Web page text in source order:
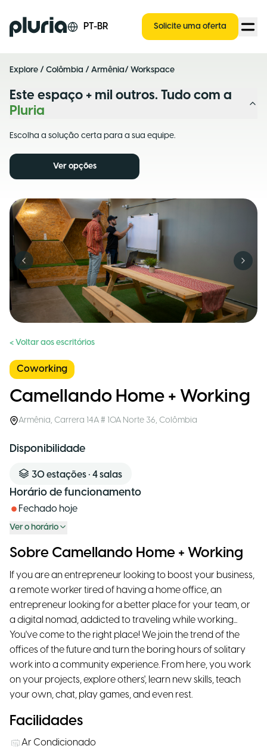
Logo Pluria PT-BR Solicite uma oferta
Explore / Colômbia / Armênia/ Workspace
Este espaço + mil outros. Tudo com a
Pluria
Escolha a solução certa para a sua equipe.
Ver opções
Previous slide Next
< Voltar aos escritórios
Coworking
Camellando Home + Working
Armênia, Carrera 14A # 10A Norte 36, Colômbia
Disponibilidade
30estações • 4salas
Horário de funcionamento
Fechado hoje
Ver o horário
Sobre Camellando Home + Working
If you are an entrepreneur looking to boost your business,
a remote worker tired of having a home office, an
entrepreneur looking for a better place for your team, or
a digital nomad, addicted to traveling while working...
You've come to the right place! We join the trend of the
offices of the future and turn the boring hours of solitary
work into a community experience. From here, you work
on your projects, explore others', learn new skills, teach
your own, chat, play games, and even rest.
Facilidades
Ar Condicionado